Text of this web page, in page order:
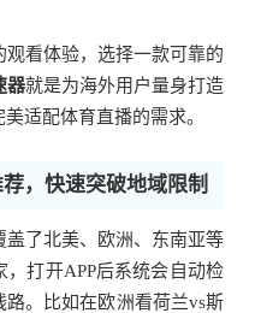
看体验，选择一款可靠的
器就是为海外用户量身打造
适配体育直播的需求。
，快速突破地域限制
盖了北美、欧洲、东南亚等
打开APP后系统会自动检
。比如在欧洲看荷兰vs斯